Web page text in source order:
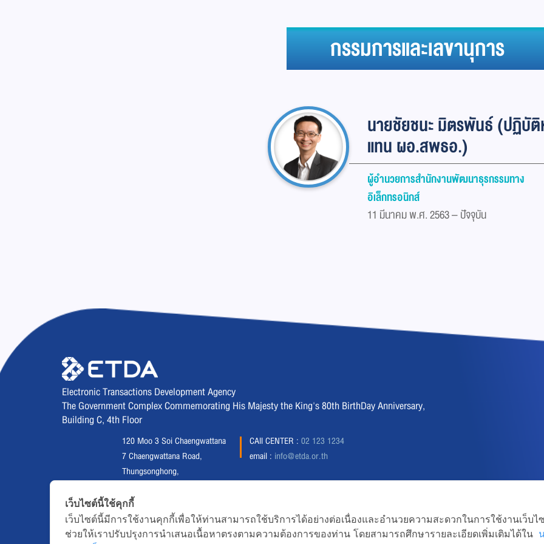
กรรมการและเลขานุการ
นายชัยชนะ มิตรพันธ์ (ปฏิบั
แทน ผอ.สพธอ.)
ผู้อำนวยการสำนักงานพัฒนาธุรกรรมทาง
อิเล็กทรอนิกส์
11 มีนาคม พ.ศ. 2563 – ปัจจุบัน
Electronic Transactions Development Agency
The Government Complex Commemorating His Majesty the King's 80th BirthDay Anniversary,
Building C, 4th Floor
120 Moo 3 Soi Chaengwattana
7 Chaengwattana Road,
Thungsonghong,
Fax :
CAll CENTER : 02 123 1234
email : info@etda.or.th
Copyright © 2020, All right reserved.ETDA | Electronic Transactions Development Agency
เว็บไซต์นี้ใช้คุกกี้
เว็บไซต์นี้มีการใช้งานคุกกี้เพื่อให้ท่านสามารถใช้บริการได้อย่างต่อเนื่องและอำนวยความสะดวกในการใช้งานเว็บไ
ช่วยให้เราปรับปรุงการนำเสนอเนื้อหาตรงตามความต้องการของท่าน โดยสามารถศึกษารายละเอียดเพิ่มเติมได้ใน